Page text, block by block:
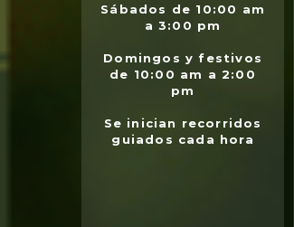
Sábados de 10:00 am
a 3:00 pm
Domingos y festivos
de 10:00 am a 2:00
pm
Se inician recorridos
guiados cada hora